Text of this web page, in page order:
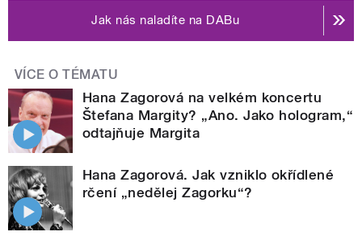
Jak nás naladíte na DABu
VÍCE O TÉMATU
Hana Zagorová na velkém koncertu
Štefana Margity? „Ano. Jako hologram,“
odtajňuje Margita
Hana Zagorová. Jak vzniklo okřídlené
rčení „nedělej Zagorku“?